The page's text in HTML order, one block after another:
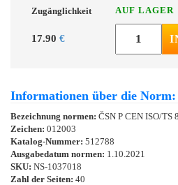
Zugänglichkeit AUF LAGER
17.90 €
Informationen über die Norm:
Bezeichnung normen: ČSN P CEN ISO/TS
Zeichen: 012003
Katalog-Nummer: 512788
Ausgabedatum normen: 1.10.2021
SKU: NS-1037018
Zahl der Seiten: 40